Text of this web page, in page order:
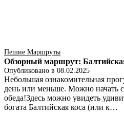
Пешие Маршруты
Обзорный маршрут:
Опубликовано в 08.02.2025
Небольшая ознакомительная
день или меньше. Можно начать
обеда!Здесь можно увидеть
богата Балтийская коса (или к…